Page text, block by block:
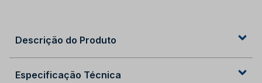
Descrição do Produto
Especificação Técnica